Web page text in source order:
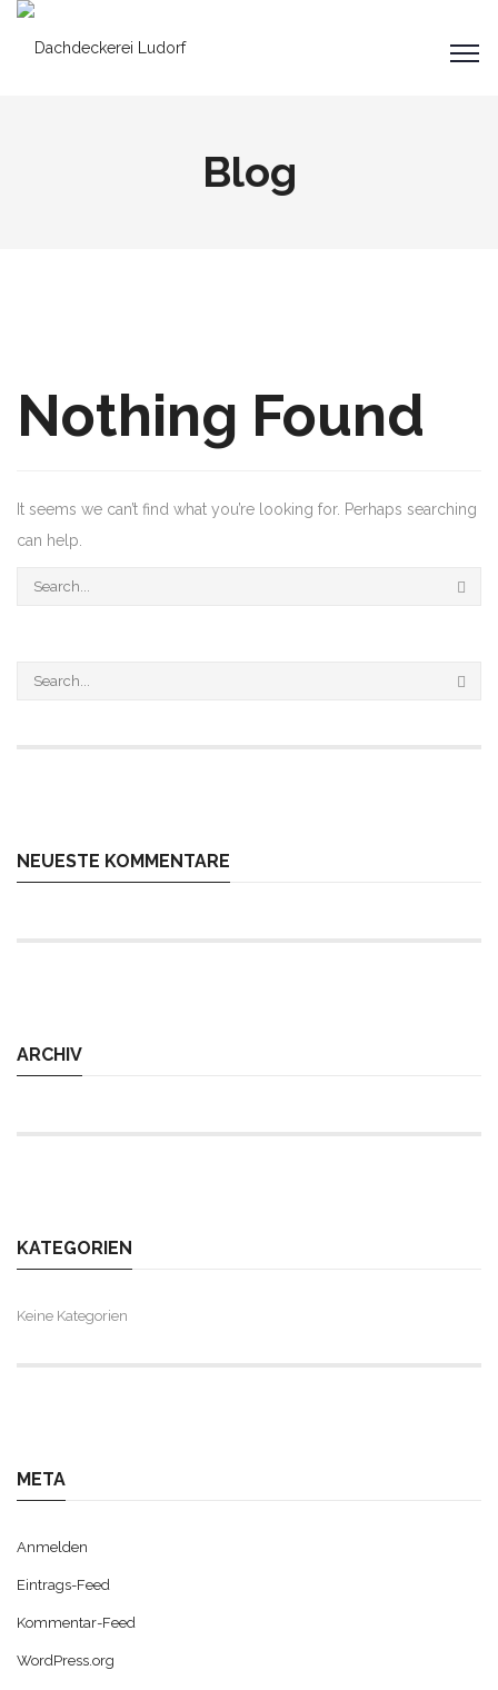
Blog
Nothing Found
It seems we can’t find what you’re looking for. Perhaps searching
can help.
NEUESTE KOMMENTARE
ARCHIV
KATEGORIEN
Keine Kategorien
META
Anmelden
Eintrags-Feed
Kommentar-Feed
WordPress.org